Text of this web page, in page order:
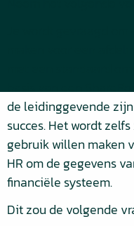
basis van een
de leidinggevende
succes. Het wordt
gebruik willen maken
HR om de gegevens
financiële systeem.
Dit zou de volgende